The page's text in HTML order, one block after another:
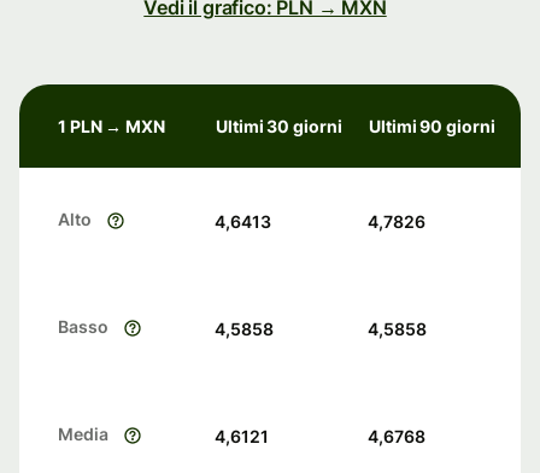
Vedi il grafico: PLN → MXN
1 PLN → MXN Ultimi 30 giorni Ultimi 90 giorni
Alto 4,6413 4,7826
Basso 4,5858 4,5858
Media 4,6121 4,6768